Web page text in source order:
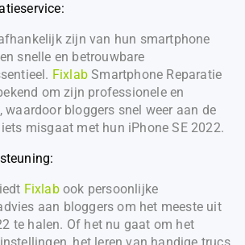
zijn van hun smartphone
snelle en betrouwbare
Fixlab Smartphone Reparatie
om zijn professionele en
bloggers snel weer aan de
misgaat met hun iPhone SE 2022.
Fixlabook persoonlijke
aan bloggers om het meeste uit
te halen. Of het nu gaat om het